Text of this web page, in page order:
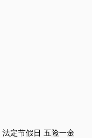
法定节假日 五险一金